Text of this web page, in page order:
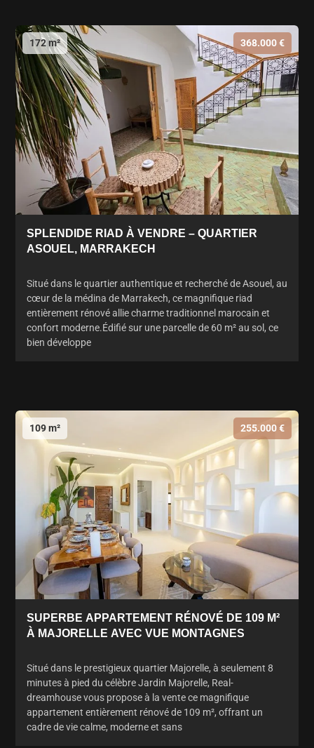
172 m² 368.000 €
SPLENDIDE RIAD À VENDRE – QUARTIER
ASOUEL, MARRAKECH
Situé dans le quartier authentique et recherché de Asouel, au
cœur de la médina de Marrakech, ce magnifique riad
entièrement rénové allie charme traditionnel marocain et
confort moderne.Édifié sur une parcelle de 60 m² au sol, ce
bien développe
109 m² 255.000 €
SUPERBE APPARTEMENT RÉNOVÉ DE 109 M²
À MAJORELLE AVEC VUE MONTAGNES
Situé dans le prestigieux quartier Majorelle, à seulement 8
minutes à pied du célèbre Jardin Majorelle, Real-
dreamhouse vous propose à la vente ce magnifique
appartement entièrement rénové de 109 m², offrant un
cadre de vie calme, moderne et sans